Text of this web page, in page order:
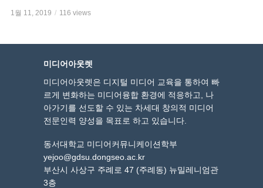
1월 11, 2019 116 views
미디어아웃렛
미디어아웃렛은 디지털 미디어 교육을 통하여 빠
르게 변화하는 미디어융합 환경에 적응하고, 나
아가기를 선도할 수 있는 차세대 창의적 미디어
전문인력 양성을 목표로 하고 있습니다.
동서대학교 미디어커뮤니케이션학부
yejoo@gdsu.dongseo.ac.kr
부산시 사상구 주례로 47 (주례동) 뉴밀레니엄관
3층